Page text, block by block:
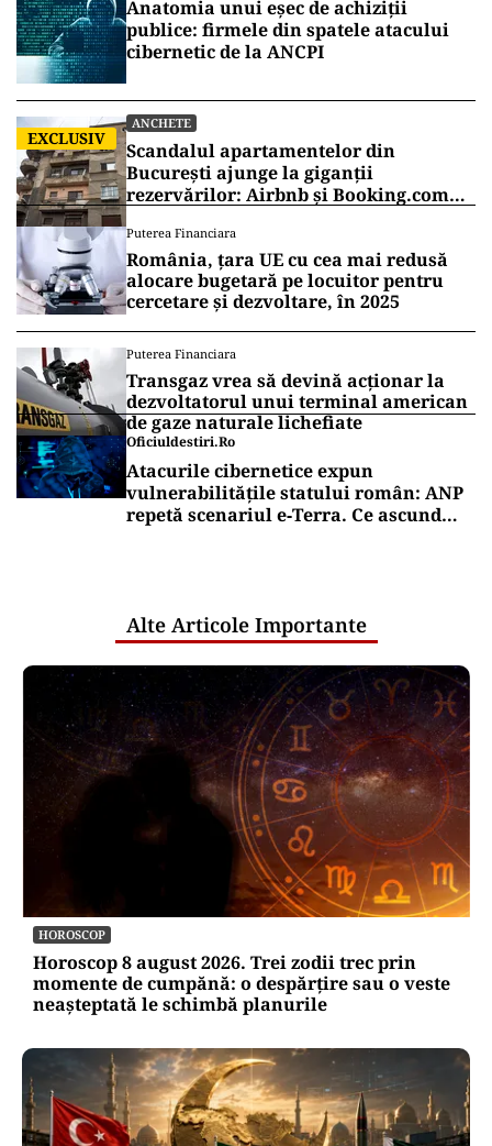
Vrei să fii mereu la curent cu toate știrile? Urmărește
Puterea.ro și pe canalul de WhatsApp
DEZVĂLUIRI
Anatomia unui eșec de achiziții
publice: firmele din spatele atacului
cibernetic de la ANCPI
EXCLUSIV
ANCHETE
Scandalul apartamentelor din
București ajunge la giganții
rezervărilor: Airbnb și Booking.com
cercetare și dezvoltare, în 2025
Puterea Financiara
Transgaz vrea să devină acționar la
dezvoltatorul unui terminal american
de gaze naturale lichefiate
Oficiuldestiri.ro
Atacurile cibernetice expun
vulnerabilitățile statului român: ANP
repetă scenariul e‑Terra. Ce ascund
comunicările oficiale și cine răspunde
pentru mentenanța IT a instituțiilor
Alte Articole Importante